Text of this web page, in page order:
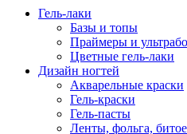
Гель-лаки
Базы и топы
Праймеры и
Цветные гель-лаки
Дизайн ногтей
Акварельные краски
Гель-краски
Гель-пасты
Ленты, фольга,